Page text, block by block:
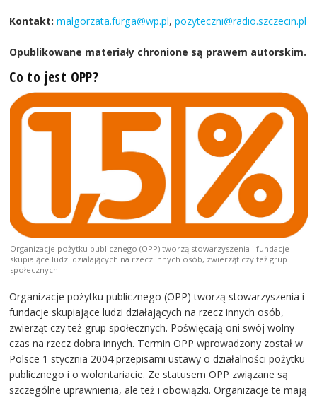
Kontakt: malgorzata.furga@wp.pl,pozyteczni@radio.szczecin.pl
Opublikowane materiały chronione są prawem autorskim.
Co to jest OPP?
Organizacje pożytku publicznego (OPP) tworzą stowarzyszenia i fundacje
skupiające ludzi działających na rzecz innych osób, zwierząt czy też grup
społecznych.
Organizacje pożytku publicznego (OPP) tworzą stowarzyszenia i
fundacje skupiające ludzi działających na rzecz innych osób,
zwierząt czy też grup społecznych. Poświęcają oni swój wolny
czas na rzecz dobra innych. Termin OPP wprowadzony został w
Polsce 1 stycznia 2004 przepisami ustawy o działalności pożytku
publicznego i o wolontariacie. Ze statusem OPP związane są
szczególne uprawnienia, ale też i obowiązki. Organizacje te mają